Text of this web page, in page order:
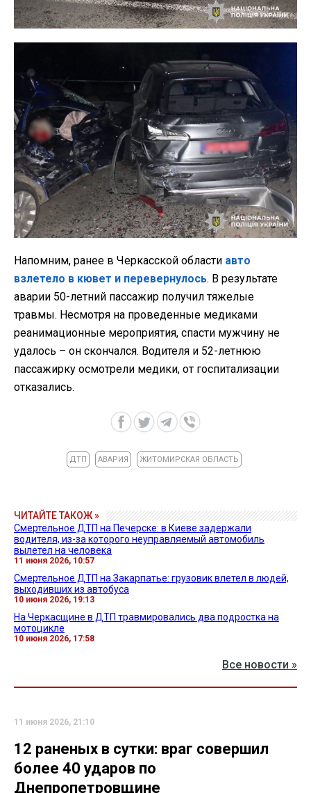
Напомним, ранее в Черкасской области авто
взлетело в кювет и перевернулось. В результате
аварии 50-летний пассажир получил тяжелые
травмы. Несмотря на проведенные медиками
реанимационные мероприятия, спасти мужчину не
удалось – он скончался. Водителя и 52-летнюю
пассажирку осмотрели медики, от госпитализации
отказались.
ДТП АВАРИЯ ЖИТОМИРСКАЯ ОБЛАСТЬ
ЧИТАЙТЕ ТАКОЖ »
Смертельное ДТП на Печерске: в Киеве задержали
водителя, из-за которого неуправляемый автомобиль
вылетел на человека
11 июня 2026, 10:57
Смертельное ДТП на Закарпатье: грузовик влетел в людей,
выходивших из автобуса
10 июня 2026, 19:13
На Черкасщине в ДТП травмировались два подростка на
мотоцикле
10 июня 2026, 17:58
Все новости »
11 июня 2026, 21:10
12 раненых в сутки: враг совершил
более 40 ударов по
Днепропетровщине